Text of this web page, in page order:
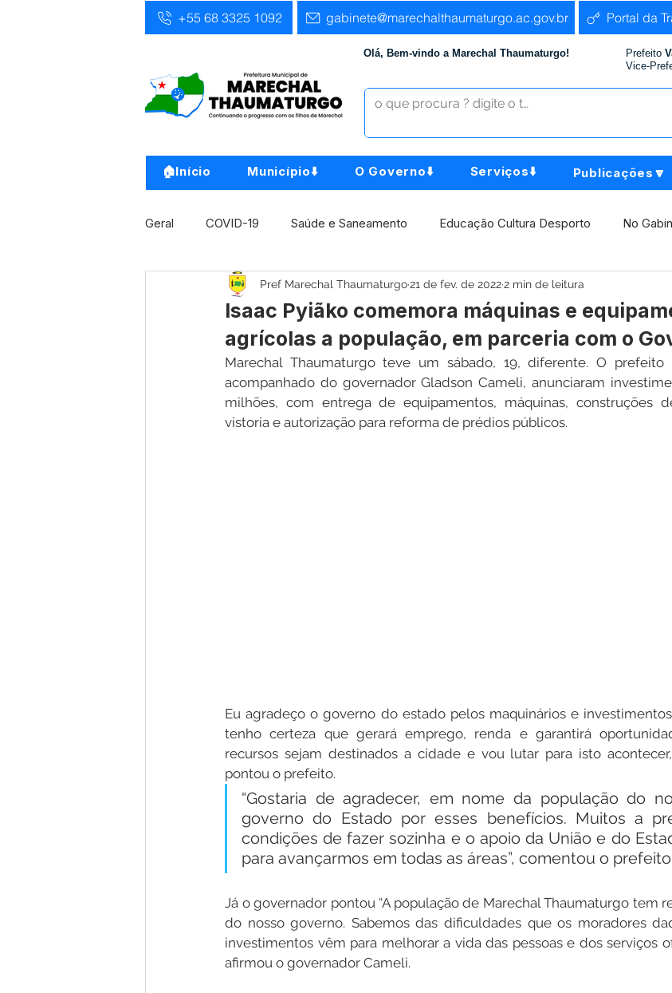
+55 68 3325 1092 gabinete@marechalthaumaturgo.ac.gov.br Portal da
Olá, Bem-vindo a Marechal Thaumaturgo! Prefeito
Vice-
🏠Início Município⬇️ O Governo⬇️ Serviços⬇️ Publicações🔽
Geral COVID-19 Saúde e Saneamento Educação Cultura Desporto No
Infra, Obra e Transporte Assistência Social Comunidade Agricultura e
Concursos Comunicado Institucional e Governo Políticas Públicas
Nota de Pesar Campanhas Datas Comemorativas Dengue
Isaac Pyiãko comemora máquinas e
agrícolas a população, em parceria com o
Pref Marechal Thaumaturgo21 de fev. de 20222 min de leitura
Marechal Thaumaturgo teve um sábado, 19, diferente. O prefeito
acompanhado do governador Gladson Cameli, anunciaram
milhões, com entrega de equipamentos, máquinas, construções
vistoria e autorização para reforma de prédios públicos.
Eu agradeço o governo do estado pelos maquinários e
tenho certeza que gerará emprego, renda e garantirá
recursos sejam destinados a cidade e vou lutar para isto
pontou o prefeito.
“Gostaria de agradecer, em nome da população do
governo do Estado por esses benefícios. Muitos a
condições de fazer sozinha e o apoio da União e do
para avançarmos em todas as áreas”, comentou o
Já o governador pontou “A população de Marechal Thaumaturgo tem
do nosso governo. Sabemos das dificuldades que os moradores
investimentos vêm para melhorar a vida das pessoas e dos serviços
afirmou o governador Cameli.